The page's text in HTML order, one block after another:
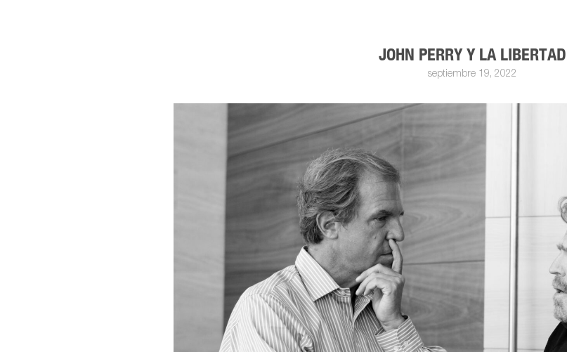
JOHN PERRY Y LA LIBERTAD
septiembre 19, 2022